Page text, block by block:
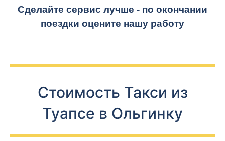
Сделайте сервис лучше - по окончании
поездки оцените нашу работу
Стоимость Такси из
Туапсе в Ольгинку